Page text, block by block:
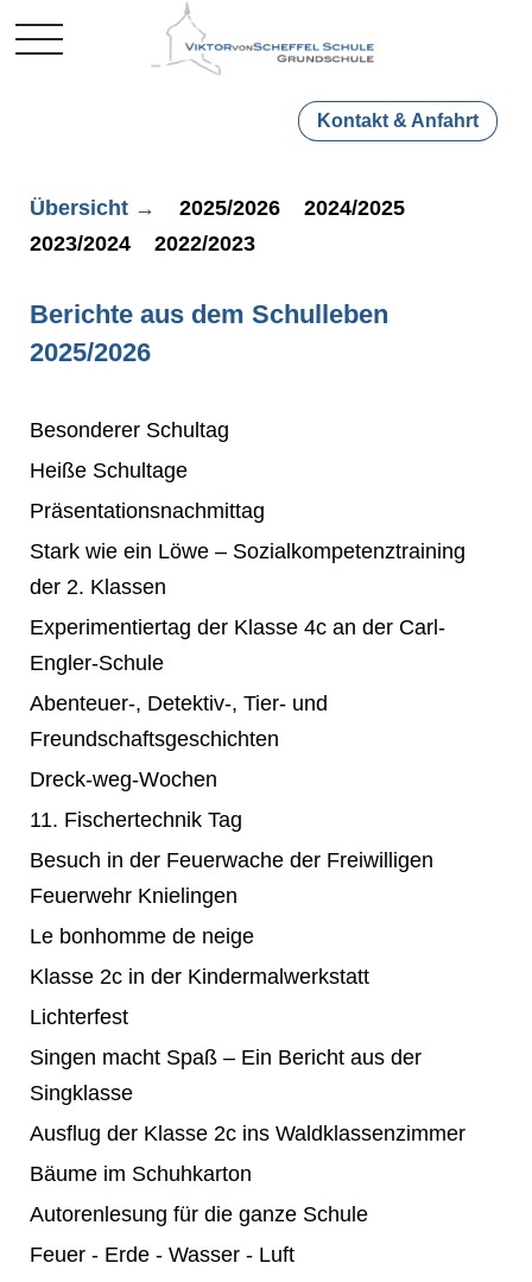
Mobile Menu Toggle
Kontakt & Anfahrt
Übersicht → 2025/2026
2024/2025
2023/2024
2022/2023
Berichte aus dem Schulleben
2025/2026
Besonderer Schultag
Heiße Schultage
Präsentationsnachmittag
Stark wie ein Löwe – Sozialkompetenztraining
der 2. Klassen
Experimentiertag der Klasse 4c an der Carl-
Engler-Schule
Abenteuer-, Detektiv-, Tier- und
Freundschaftsgeschichten
Dreck-weg-Wochen
11. Fischertechnik Tag
Besuch in der Feuerwache der Freiwilligen
Feuerwehr Knielingen
Le bonhomme de neige
Klasse 2c in der Kindermalwerkstatt
Lichterfest
Singen macht Spaß – Ein Bericht aus der
Singklasse
Ausflug der Klasse 2c ins Waldklassenzimmer
Bäume im Schuhkarton
Autorenlesung für die ganze Schule
Feuer - Erde - Wasser - Luft